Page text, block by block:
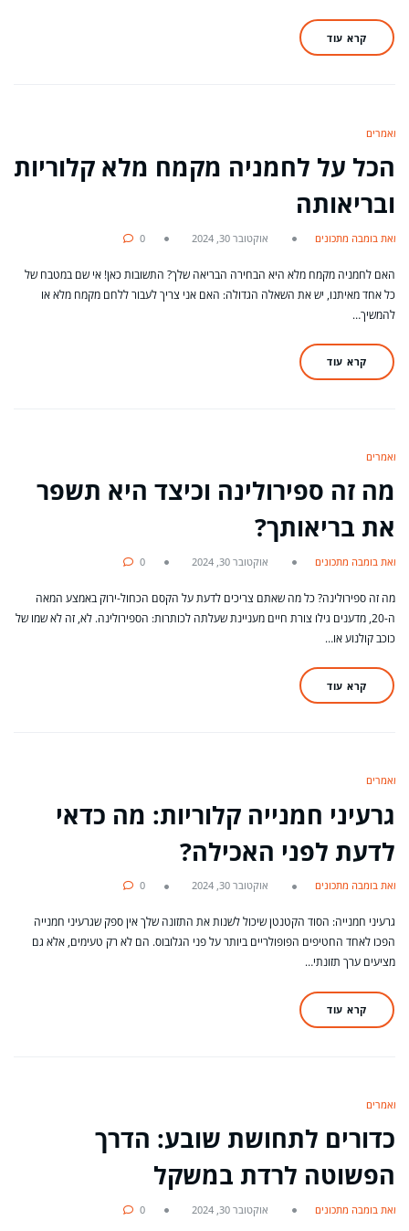
קרא עוד
מאמרים
הכל על לחמניה מקמח מלא קלוריות
ובריאותה
מאת בומבה מתכונים אוקטובר 30, 2024 0
האם לחמניה מקמח מלא היא הבחירה הבריאה שלך? התשובות כאן! אי שם במטבח של
כל אחד מאיתנו, יש את השאלה הגדולה: האם אני צריך לעבור ללחם מקמח מלא או
להמשיך…
קרא עוד
מאמרים
מה זה ספירולינה וכיצד היא תשפר
את בריאותך?
מאת בומבה מתכונים אוקטובר 30, 2024 0
מה זה ספירולינה? כל מה שאתם צריכים לדעת על הקסם הכחול-ירוק באמצע המאה
ה-20, מדענים גילו צורת חיים מעניינת שעלתה לכותרות: הספירולינה. לא, זה לא שמו של
כוכב קולנוע או…
קרא עוד
מאמרים
גרעיני חמנייה קלוריות: מה כדאי
לדעת לפני האכילה?
מאת בומבה מתכונים אוקטובר 30, 2024 0
גרעיני חמנייה: הסוד הקטנטן שיכול לשנות את התזונה שלך אין ספק שגרעיני חמנייה
הפכו לאחד החטיפים הפופולריים ביותר על פני הגלובוס. הם לא רק טעימים, אלא גם
מציעים ערך תזונתי…
קרא עוד
מאמרים
כדורים לתחושת שובע: הדרך
הפשוטה לרדת במשקל
מאת בומבה מתכונים אוקטובר 30, 2024 0